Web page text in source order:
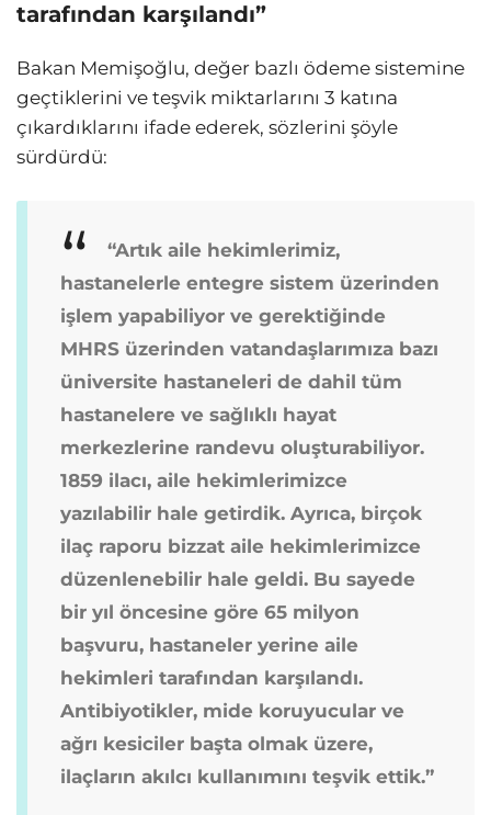
tarafından karşılandı”
Bakan Memişoğlu, değer bazlı ödeme sistemine
geçtiklerini ve teşvik miktarlarını 3 katına
çıkardıklarını ifade ederek, sözlerini şöyle
sürdürdü:
“Artık aile hekimlerimiz,
hastanelerle entegre sistem üzerinden
işlem yapabiliyor ve gerektiğinde
MHRS üzerinden vatandaşlarımıza bazı
üniversite hastaneleri de dahil tüm
hastanelere ve sağlıklı hayat
merkezlerine randevu oluşturabiliyor.
1859 ilacı, aile hekimlerimizce
yazılabilir hale getirdik. Ayrıca, birçok
ilaç raporu bizzat aile hekimlerimizce
düzenlenebilir hale geldi. Bu sayede
bir yıl öncesine göre 65 milyon
başvuru, hastaneler yerine aile
hekimleri tarafından karşılandı.
Antibiyotikler, mide koruyucular ve
ağrı kesiciler başta olmak üzere,
ilaçların akılcı kullanımını teşvik ettik.”